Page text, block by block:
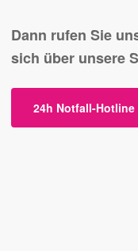
Dann rufen Sie
sich über unsere
24h Notfall-Hotline